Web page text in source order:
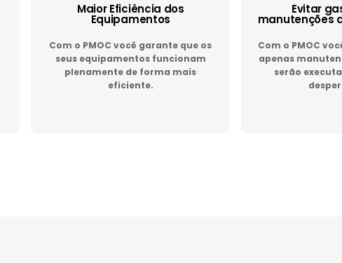
Maior Eficiência dos
Equipamentos
Com o PMOC você garante que os
seus equipamentos funcionam
plenamente de forma mais
eficiente.
Evitar
manutenções
Com o PMOC
apenas
serão